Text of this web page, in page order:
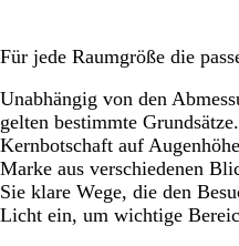
Für jede Raumgröße die
Unabhängig von den
gelten bestimmte
Kernbotschaft auf
Marke aus verschiedenen
Sie klare Wege, die den
Licht ein, um wichtige